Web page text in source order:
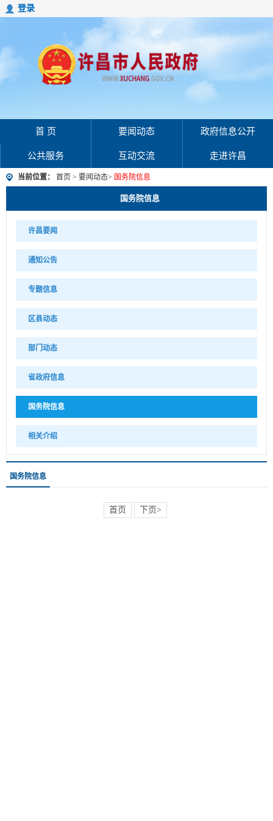
登录
首 页 要闻动态 政府信息公开
公共服务 互动交流 走进许昌
当前位置： 首页 > 要闻动态> 国务院信息
国务院信息
许昌要闻
通知公告
专题信息
区县动态
部门动态
省政府信息
国务院信息
相关介绍
国务院信息
首页 下页>